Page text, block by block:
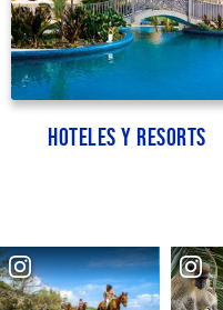
Hoteles y Resorts